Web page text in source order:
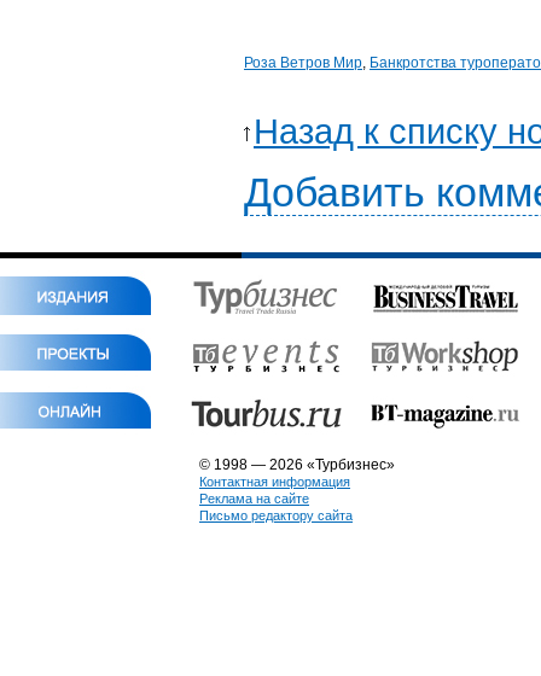
Роза Ветров Мир, Банкротства
Назад к списку
Добавить
© 1998 — 2026 «Турбизнес»
Контактная информация
Реклама на сайте
Письмо редактору сайта